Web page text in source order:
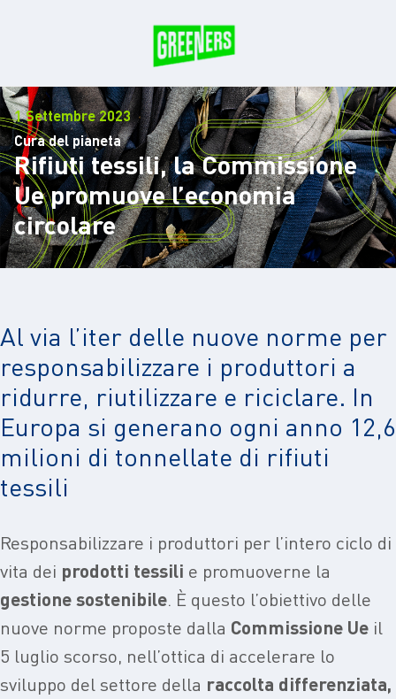
1 Settembre 2023
Cura del pianeta
Rifiuti tessili, la Commissione
Ue promuove l’economia
circolare
Al via l’iter delle nuove norme per
responsabilizzare i produttori a
ridurre, riutilizzare e riciclare. In
Europa si generano ogni anno 12,6
milioni di tonnellate di rifiuti
tessili
Responsabilizzare i produttori per l’intero ciclo di
vita dei prodotti tessili e promuoverne la
gestione sostenibile. È questo l’obiettivo delle
nuove norme proposte dalla Commissione Ue il
5 luglio scorso, nell’ottica di accelerare lo
sviluppo del settore della raccolta differenziata,